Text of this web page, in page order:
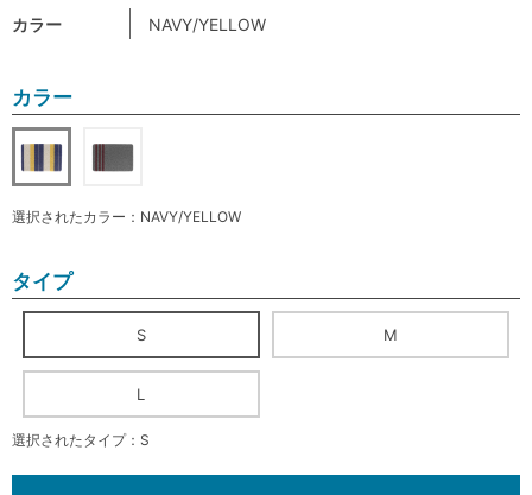
カラー NAVY/YELLOW
カラー
選択されたカラー：NAVY/YELLOW
タイプ
S M
L
選択されたタイプ：S